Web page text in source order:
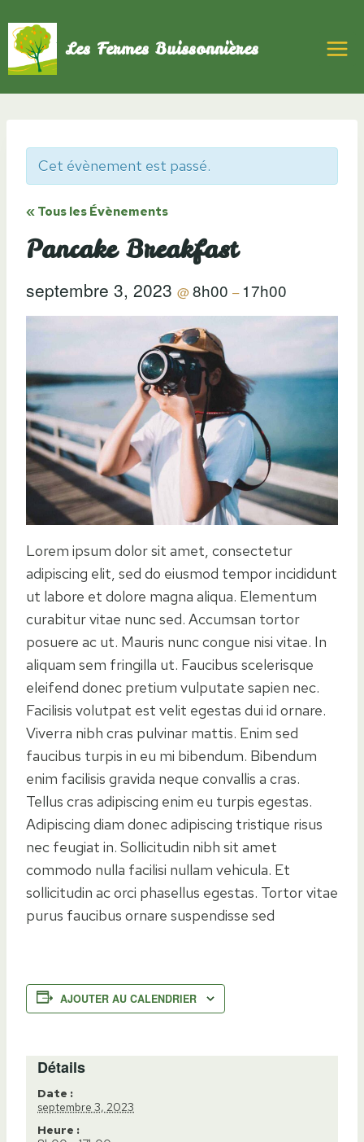
au
contenu
Les Fermes Buissonnières
Cet évènement est passé.
« Tous les Évènements
Pancake Breakfast
septembre 3, 2023 @8h00 – 17h00
Lorem ipsum dolor sit amet, consectetur
adipiscing elit, sed do eiusmod tempor incididunt
ut labore et dolore magna aliqua. Elementum
curabitur vitae nunc sed. Accumsan tortor
posuere ac ut. Mauris nunc congue nisi vitae. In
aliquam sem fringilla ut. Faucibus scelerisque
eleifend donec pretium vulputate sapien nec.
Facilisis volutpat est velit egestas dui id ornare.
Viverra nibh cras pulvinar mattis. Enim sed
faucibus turpis in eu mi bibendum. Bibendum
enim facilisis gravida neque convallis a cras.
Tellus cras adipiscing enim eu turpis egestas.
Adipiscing diam donec adipiscing tristique risus
nec feugiat in. Sollicitudin nibh sit amet
commodo nulla facilisi nullam vehicula. Et
sollicitudin ac orci phasellus egestas. Tortor vitae
purus faucibus ornare suspendisse sed
AJOUTER AU CALENDRIER
Détails
Date :
septembre 3, 2023
Heure :